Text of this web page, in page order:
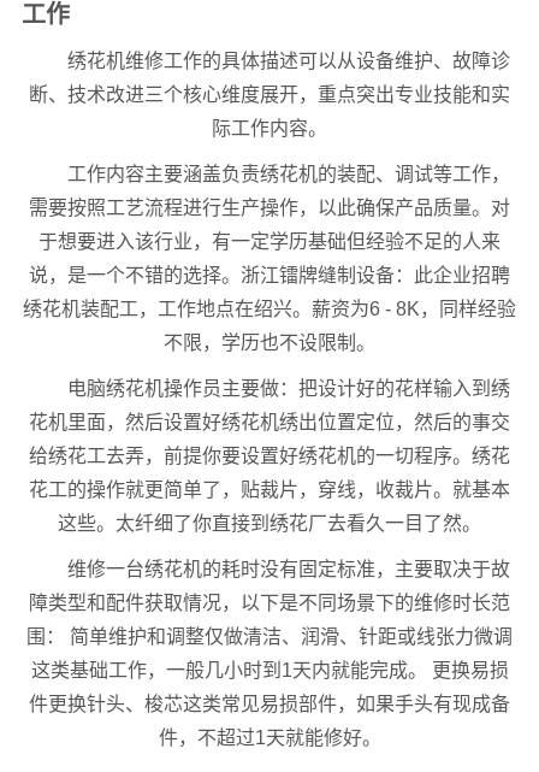
工作
绣花机维修工作的具体描述可以从设备维护、故障诊
断、技术改进三个核心维度展开，重点突出专业技能和实
际工作内容。
工作内容主要涵盖负责绣花机的装配、调试等工作，
需要按照工艺流程进行生产操作，以此确保产品质量。对
于想要进入该行业，有一定学历基础但经验不足的人来
说，是一个不错的选择。浙江镭牌缝制设备：此企业招聘
绣花机装配工，工作地点在绍兴。薪资为6 - 8K，同样经验
不限，学历也不设限制。
电脑绣花机操作员主要做：把设计好的花样输入到绣
花机里面，然后设置好绣花机绣出位置定位，然后的事交
给绣花工去弄，前提你要设置好绣花机的一切程序。绣花
花工的操作就更简单了，贴裁片，穿线，收裁片。就基本
这些。太纤细了你直接到绣花厂去看久一目了然。
维修一台绣花机的耗时没有固定标准，主要取决于故
障类型和配件获取情况，以下是不同场景下的维修时长范
围： 简单维护和调整仅做清洁、润滑、针距或线张力微调
这类基础工作，一般几小时到1天内就能完成。 更换易损
件更换针头、梭芯这类常见易损部件，如果手头有现成备
件，不超过1天就能修好。